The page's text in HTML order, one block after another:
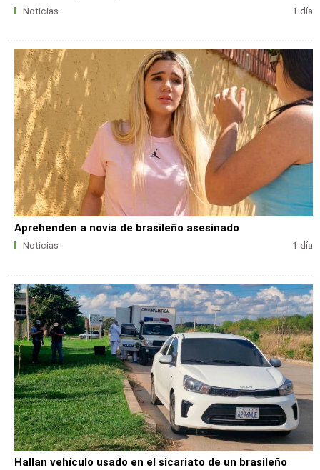
Noticias 1 día
Aprehenden a novia de brasileño asesinado
Noticias 1 día
Hallan vehículo usado en el sicariato de un brasileño